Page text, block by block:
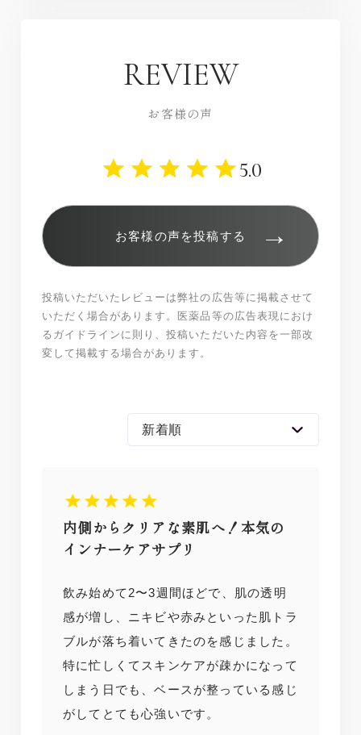
REVIEW
お客様の声
5.0
お客様の声を投稿する →
投稿いただいたレビューは弊社の広告等に掲載させて
いただく場合があります。医薬品等の広告表現におけ
るガイドラインに則り、投稿いただいた内容を一部改
変して掲載する場合があります。
内側からクリアな素肌へ！本気の
インナーケアサプリ
飲み始めて2〜3週間ほどで、肌の透明
感が増し、ニキビや赤みといった肌トラ
ブルが落ち着いてきたのを感じました。
特に忙しくてスキンケアが疎かになって
しまう日でも、ベースが整っている感じ
がしてとても心強いです。